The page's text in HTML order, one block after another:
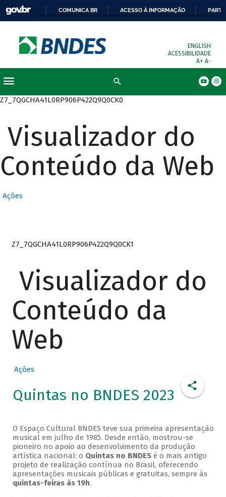
COMUNICA BR ACESSO À INFORMAÇÃO
ENGLISH
ACESSIBILIDADE
A+ A-
Z7_7QGCHA41L0RP906P422Q9Q0CK0
Visualizador do
Conteúdo da Web
Ações
Z7_7QGCHA41L0RP906P422Q9Q0CK1
Visualizador do
Conteúdo da
Web
Ações
Quintas no BNDES 2023
O Espaço Cultural BNDES teve sua primeira apresentação
musical em julho de 1985. Desde então, mostrou-se
pioneiro no apoio ao desenvolvimento da produção
artística nacional: o Quintas no BNDESé o mais antigo
projeto de realização contínua no Brasil, oferecendo
apresentações musicais públicas e gratuitas, sempre às
quintas-feiras às 19h.